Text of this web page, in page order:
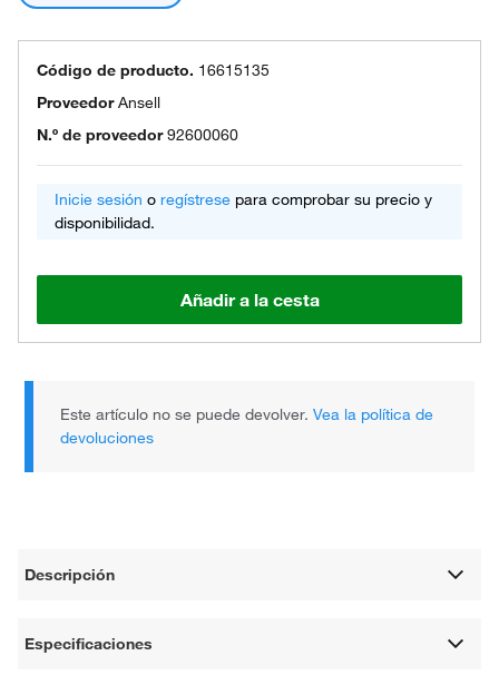
Código de producto. 16615135
ProveedorAnsell
N.º de proveedor 92600060
Inicie sesión o regístrese para comprobar su precio y
disponibilidad.
Añadir a la cesta
Este artículo no se puede devolver.Vea la política de
devoluciones
Descripción
Especificaciones